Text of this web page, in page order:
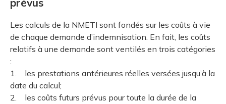
Les calculs de la NMETI sont fondés sur les coûts à vie
de chaque demande d’indemnisation. En fait, les coûts
relatifs à une demande sont ventilés en trois catégories
:
1. les prestations antérieures réelles versées jusqu’à la
date du calcul;
2. les coûts futurs prévus pour toute la durée de la